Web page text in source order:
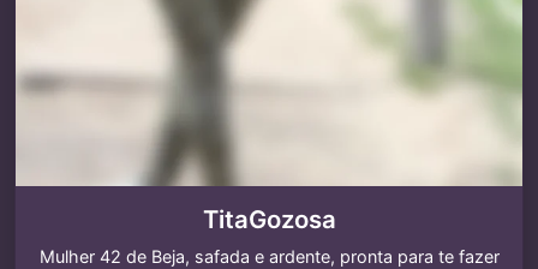
TitaGozosa
Mulher 42 de Beja, safada e ardente, pronta para te fazer